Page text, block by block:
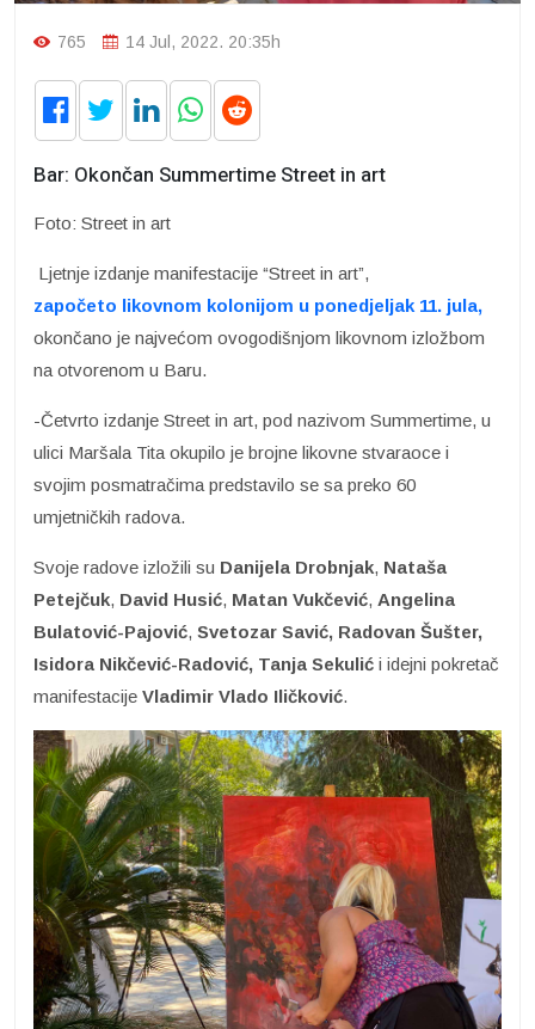
765 14 Jul, 2022. 20:35h
Bar: Okončan Summertime Street in art
Foto: Street in art
Ljetnje izdanje manifestacije “Street in art”,
započeto likovnom kolonijom u ponedjeljak 11. jula,
okončano je najvećom ovogodišnjom likovnom izložbom
na otvorenom u Baru.
-Četvrto izdanje Street in art, pod nazivom Summertime, u
ulici Maršala Tita okupilo je brojne likovne stvaraoce i
svojim posmatračima predstavilo se sa preko 60
umjetničkih radova.
Svoje radove izložili su Danijela Drobnjak, Nataša
Petejčuk, David Husić, Matan Vukčević, Angelina
Bulatović-Pajović, Svetozar Savić, Radovan Šušter,
Isidora Nikčević-Radović, Tanja Sekulić i idejni pokretač
manifestacije Vladimir Vlado Iličković.